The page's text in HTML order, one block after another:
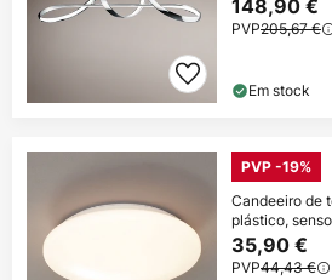
148,90 €
PVP205,67 €
Em stock
PVP -19%
Candeeiro de
plástico,
35,90 €
PVP44,43 €